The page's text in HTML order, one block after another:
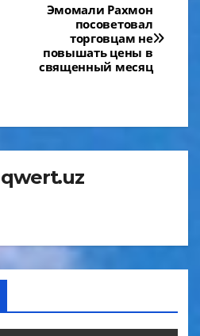
Эмомали Рахмон
посоветовал
торговцам не
повышать цены в
священный месяц
qwert.uz